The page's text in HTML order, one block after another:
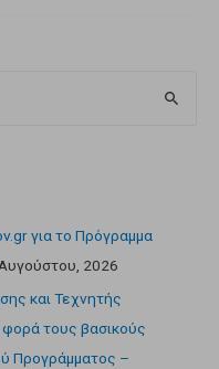
για το Πρόγραμμα
2026
και Τεχνητής
τους βασικούς
Προγράμματος –